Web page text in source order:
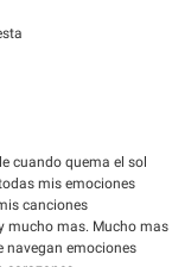
cuando quema el sol
mis emociones
canciones
mucho mas. Mucho mas
navegan emociones